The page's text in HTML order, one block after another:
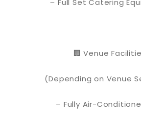
– Full Set Catering
🏢 Venue
(Depending on Venue
– Fully Air-